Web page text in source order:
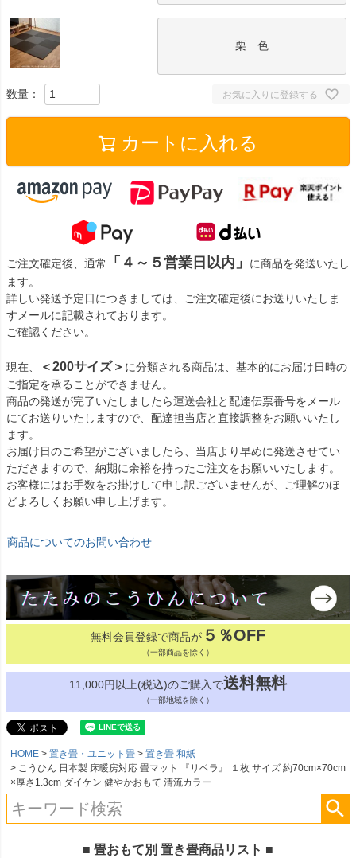
栗 色
お気に入りに登録する
カートに入れる
ご注文確定後、通常 「４～５営業日以内」
に商品を発送いたし
ます。
詳しい発送予定日につきましては、ご注文確定後にお送りいたしま
すメールに記載されております。
ご確認ください。
現在、 ＜200サイズ＞ に分類される商品は、基本的にお届け日時の
ご指定を承ることができません。
商品の発送が完了いたしましたら運送会社と配達伝票番号をメール
にてお送りいたしますので、配達担当店と直接調整をお願いいたし
ます。
お届け日のご希望がございましたら、当店より早めに発送させてい
ただきますので、納期に余裕を持ったご注文をお願いいたします。
お客様にはお手数をお掛けして申し訳ございませんが、ご理解のほ
どよろしくお願い申し上げます。
商品についてのお問い合わせ
無料会員登録で商品が ５％OFF
（一部商品を除く）
11,000円以上(税込)のご購入で送料無料
（一部地域を除く）
HOME 置き畳・ユニット畳
置き畳 和紙
こうひん 日本製 床暖房対応 畳マット 『リベラ』 １枚 サイズ 約70cm×70cm
×厚さ1.3cm ダイケン 健やかおもて 清流カラー
■ 畳おもて別 置き畳商品リスト ■